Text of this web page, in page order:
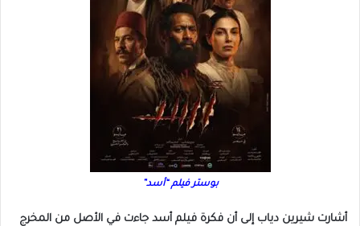
بوستر فيلم “أسد”
أشارت شيرين دياب إلى أن فكرة فيلم أسد جاءت في الأصل من المخرج